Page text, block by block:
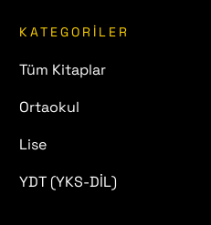
KATEGORILER
Tüm Kitaplar
Ortaokul
Lise
YDT (YKS-DİL)